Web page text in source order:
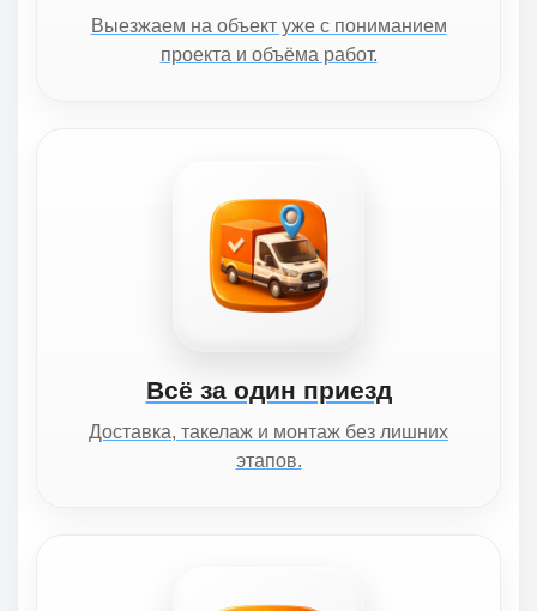
Выезжаем на объект уже с пониманием
проекта и объёма работ.
Всё за один приезд
Доставка, такелаж и монтаж без лишних
этапов.